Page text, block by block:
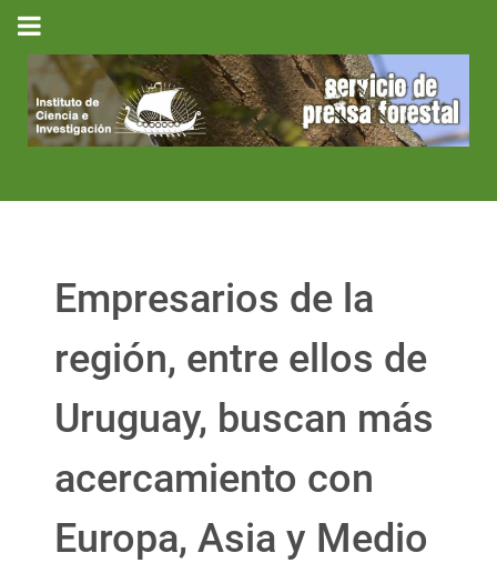
Empresarios de la
región, entre ellos de
Uruguay, buscan más
acercamiento con
Europa, Asia y Medio